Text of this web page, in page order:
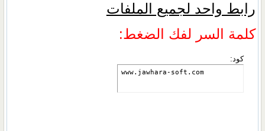
رابط واحد لجميع الملفات
كلمة السر لفك الضغط:
كود:
www.jawhara-soft.com